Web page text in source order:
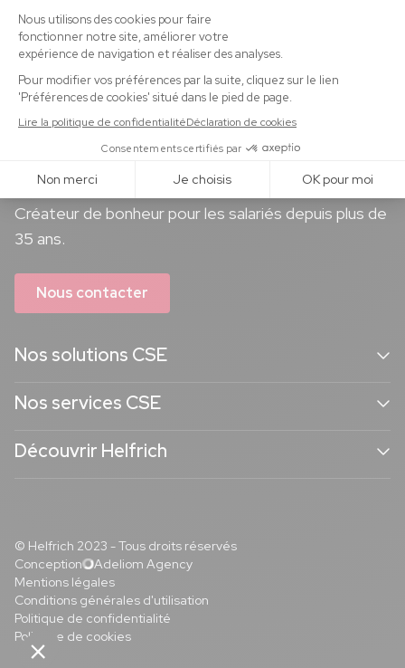
Notre page Facebook
Notre page Instagram
Notre page Youtube
Notre page Linkedin
Créateur de bonheur pour les salariés depuis plus de
35 ans.
Nous contacter
Nos solutions CSE
Nos services CSE
Découvrir Helfrich
© Helfrich 2023 - Tous droits réservés
Conception
Adeliom Agency
Mentions légales
Conditions générales d'utilisation
Politique de confidentialité
Politique de cookies